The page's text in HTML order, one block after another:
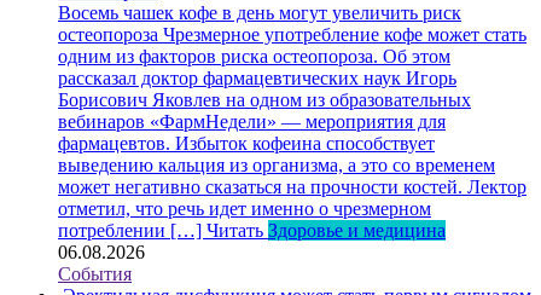
Восемь чашек кофе в день могут увеличить риск
остеопороза Чрезмерное употребление кофе может стать
одним из факторов риска остеопороза. Об этом
рассказал доктор фармацевтических наук Игорь
Борисович Яковлев на одном из образовательных
вебинаров «ФармНедели» — мероприятия для
фармацевтов. Избыток кофеина способствует
выведению кальция из организма, а это со временем
может негативно сказаться на прочности костей. Лектор
отметил, что речь идет именно о чрезмерном
потреблении […] Читать Здоровье и медицина
06.08.2026
События